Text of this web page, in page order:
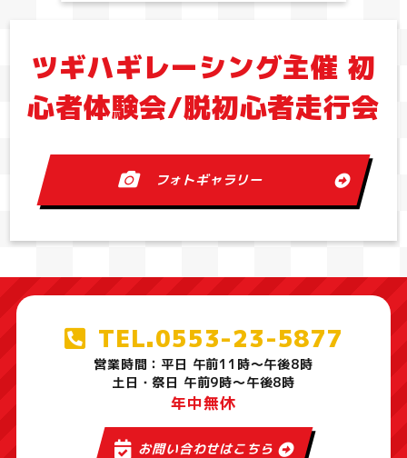
ツギハギレーシング主催 初
心者体験会/脱初心者走行会
フォトギャラリー
TEL.0553-23-5877
営業時間：平日 午前11時～午後8時
土日・祭日 午前9時～午後8時
年中無休
お問い合わせはこちら